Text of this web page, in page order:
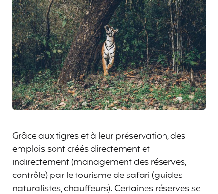
Grâce aux tigres et à leur préservation, des
emplois sont créés directement et
indirectement (management des réserves,
contrôle) par le tourisme de safari (guides
naturalistes, chauffeurs). Certaines réserves se